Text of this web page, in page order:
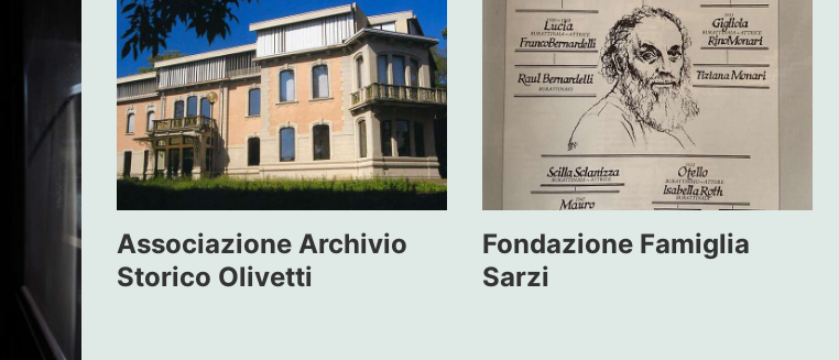
Associazione Archivio
Storico Olivetti
Fondazione Famiglia
Sarzi